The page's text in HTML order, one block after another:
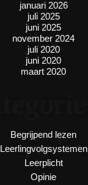
januari 2026
juli 2025
juni 2025
november 2024
juli 2020
juni 2020
maart 2020
Begrijpend lezen
Leerlingvolgsystemen
Leerplicht
Opinie